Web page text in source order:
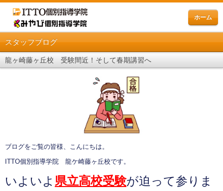
ホーム
スタッフブログ
龍ヶ崎藤ヶ丘校 受験間近！そして春期講習へ
ブログをご覧の皆様、こんにちは。
ITTO個別指導学院 龍ケ崎藤ヶ丘校です。
いよいよ 県立高校受験が迫って参りま